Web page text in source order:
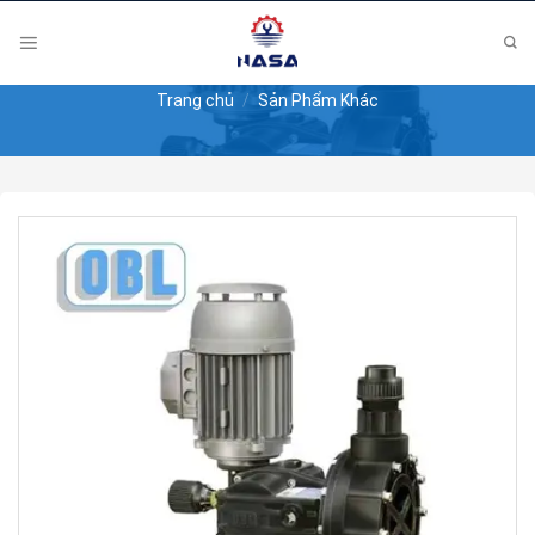
Trang chủ / Sản Phẩm Khác